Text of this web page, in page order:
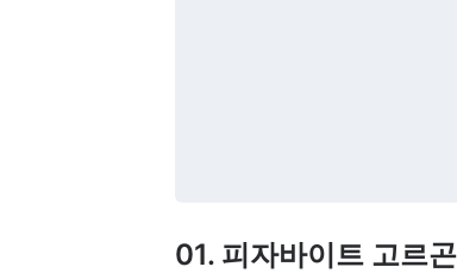
01. 피자바이트 고르